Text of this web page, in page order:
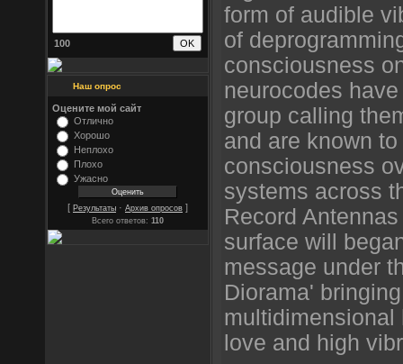
100
Наш опрос
Оцените мой сайт
Отлично
Хорошо
Неплохо
Плохо
Ужасно
[ Результаты · Архив опросов ]
Всего ответов: 110
form of audible
of
consciousness
neurocodes
group calling
and are known
consciousness
systems across
Record
surface will
message under
Diorama'
multidimensional
love and high